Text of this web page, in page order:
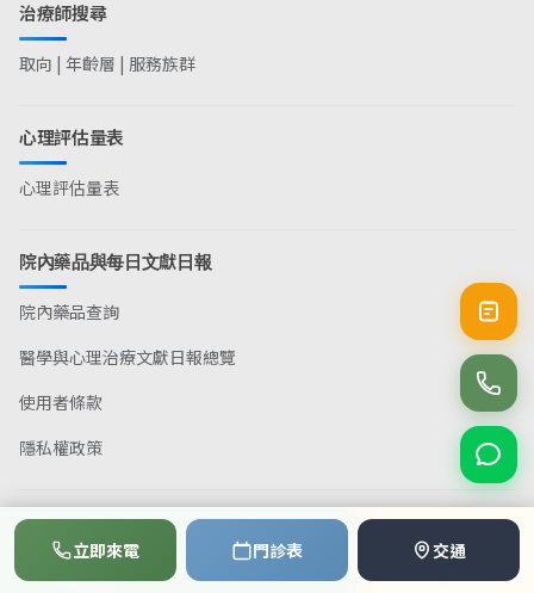
立即來電 門診表 交通
治療師搜尋
取向 | 年齡層 | 服務族群
心理評估量表
心理評估量表
院內藥品與每日文獻日報
院內藥品查詢
醫學與心理治療文獻日報總覽
使用者條款
隱私權政策
找到各種主題的文章
網站地圖 ADHD 藥物濃度視覺化 原型對話練習
📞 💬 📅